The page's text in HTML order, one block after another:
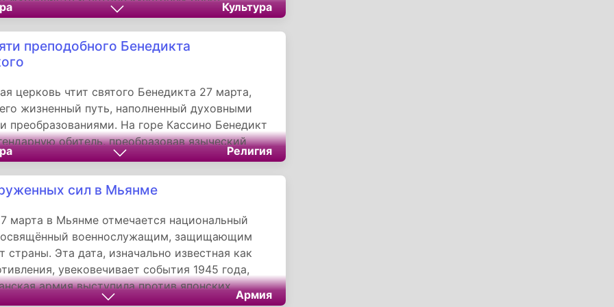
культуры этого напитка. Его книга
виски», где он ввел 100-балльную систему
библией для гурманов, признающих лишь
от 75 баллов.
Культура
преподобного Бенедикта
церковь чтит святого Бенедикта 27 марта,
жизненный путь, наполненный духовными
преобразованиями. На горе Кассино Бенедикт
обитель, преобразовав языческий
в христианский монастырь. Здесь он
воскресив мёртвого мальчика, и составил
Устав, введя принцип «Молись и
Религия
сил в Мьянме
марта в Мьянме отмечается национальный
военнослужащим, защищающим
страны. Эта дата, изначально известная как
увековечивает события 1945 года,
армия выступила против японских
Армия